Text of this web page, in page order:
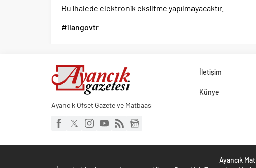
Bu ihalede elektronik eksiltme yapılmayacaktır.
#ilangovtr
Ayancık Ofset Gazete ve Matbaası
İletişim
Künye
Ayancık